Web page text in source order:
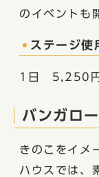
のイベントも
ステージ使
1日 5,250
バンガロ
きのこをイメ
ハウスでは、